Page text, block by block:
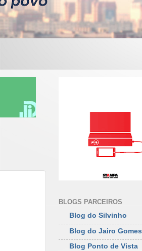
BLOGS PARCEIROS
Blog do Silvinho
Blog do Jairo Gomes
Blog Ponto de Vista